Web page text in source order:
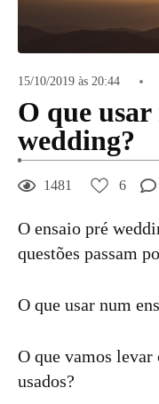
15/10/2019 às 20:44
O que
wedding?
1481 6
O ensaio pré
questões passam
O que usar num
O que vamos levar
usados?